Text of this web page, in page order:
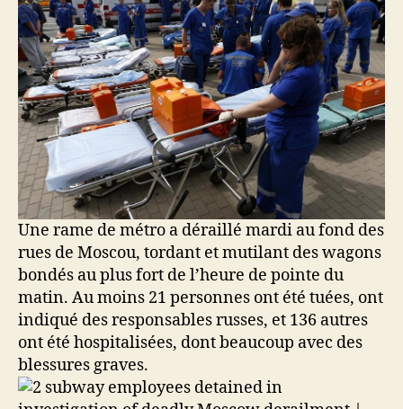
Une rame de métro a déraillé mardi au fond des
rues de Moscou, tordant et mutilant des wagons
bondés au plus fort de l’heure de pointe du
matin. Au moins 21 personnes ont été tuées, ont
indiqué des responsables russes, et 136 autres
ont été hospitalisées, dont beaucoup avec des
blessures graves.